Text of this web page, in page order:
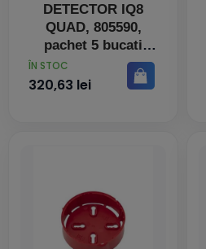
DETECTOR IQ8
QUAD, 805590,
pachet 5 bucati
PRET
ÎN STOC
320,63 lei